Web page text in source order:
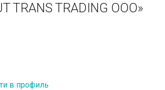
TRANS TRADING ООО»
в профиль